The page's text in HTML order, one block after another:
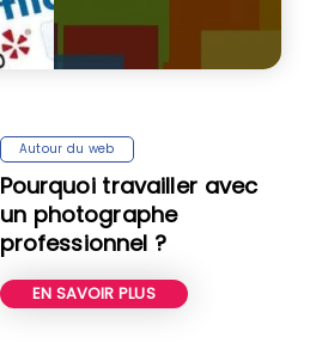
Autour du web
Pourquoi travailler avec
un photographe
professionnel ?
EN SAVOIR PLUS